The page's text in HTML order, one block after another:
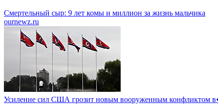
Смертельный сыр: 9 лет комы и миллион за жизнь мальчика
ournewz.ru
Усиление сил США грозит новым вооруженным